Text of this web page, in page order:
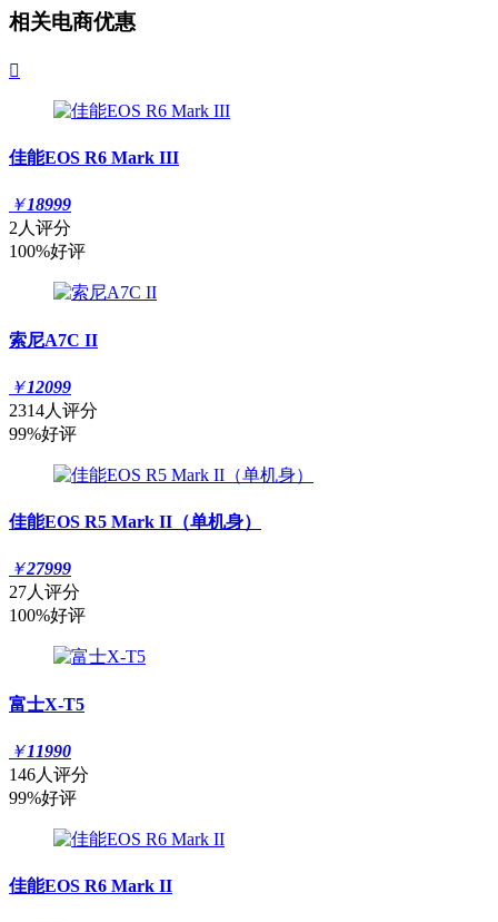
相关电商优惠

佳能EOS R6 Mark III
￥18999
2人评分
100%好评
索尼A7C II
￥12099
2314人评分
99%好评
佳能EOS R5 Mark II（单机身）
￥27999
27人评分
100%好评
富士X-T5
￥11990
146人评分
99%好评
佳能EOS R6 Mark II